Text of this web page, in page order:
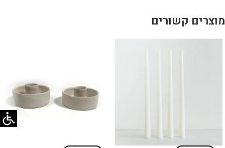
מוצרים קשורים